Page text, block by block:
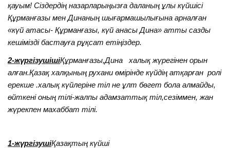
қауым! Сіздердің назарларыңызға даланың ұлы күйшісі
Құрманғазы мен Динаның шығармашылығына арналған
«күй атасы- Құрманғазы, күй анасы Дина» атты сазды
кешімізді бастауға рұқсат етіңіздер.
2-жүргізушішіҚұрманғазы,Дина халық жүрегінен орын
алған.Қазақ халқының рухани өмірінде күйдің атқарған ролі
ерекше .халық күйлеріне тіл не ұлт бөгет бола алмайды,
өйткені оның тілі-жалпы адамзаттық тіл,сезіммен, жан
жүрекпен махаббат тілі.
1-жүргізушіҚазақтың күйші